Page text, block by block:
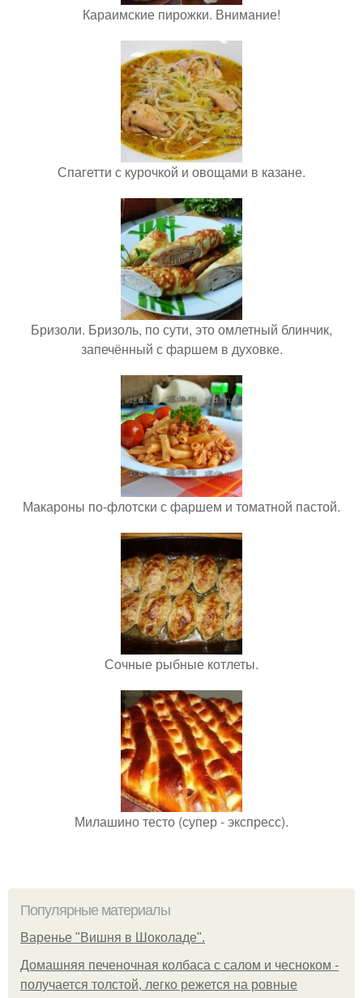
Караимские пирожки. Внимание!
Спагетти с курочкой и овощами в казане.
Бризоли. Бризоль, по сути, это омлетный блинчик,
запечённый с фаршем в духовке.
Макароны по-флотски с фаршем и томатной пастой.
Сочные рыбные котлеты.
Милашино тесто (супер - экспресс).
Популярные материалы
Варенье "Вишня в Шоколаде".
Домашняя печеночная колбаса с салом и чесноком -
получается толстой, легко режется на ровные